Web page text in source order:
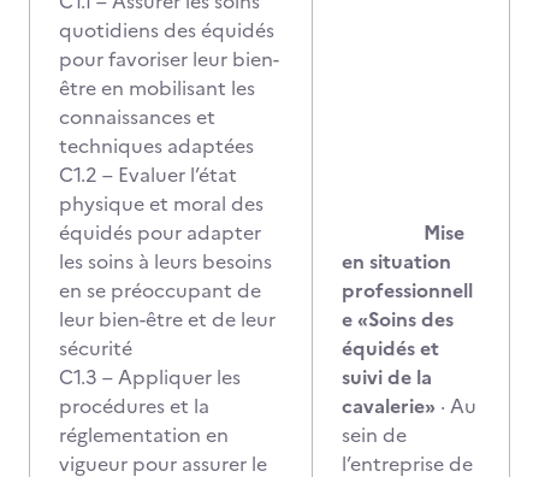
quotidiens des équidés
pour favoriser leur bien-
être en mobilisant les
connaissances et
techniques adaptées
C1.2 – Evaluer l’état
physique et moral des
équidés pour adapter
les soins à leurs besoins
en se préoccupant de
leur bien-être et de leur
sécurité
C1.3 – Appliquer les
procédures et la
réglementation en
vigueur pour assurer le
Mise
en situation
professionnell
e«Soins des
équidés et
suivi de la
cavalerie» · Au
sein de
l’entreprise de